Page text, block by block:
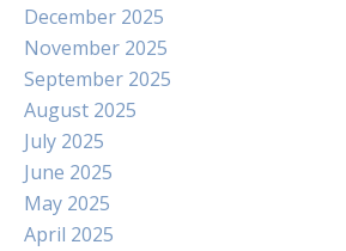
December 2025
November 2025
September 2025
August 2025
July 2025
June 2025
May 2025
April 2025